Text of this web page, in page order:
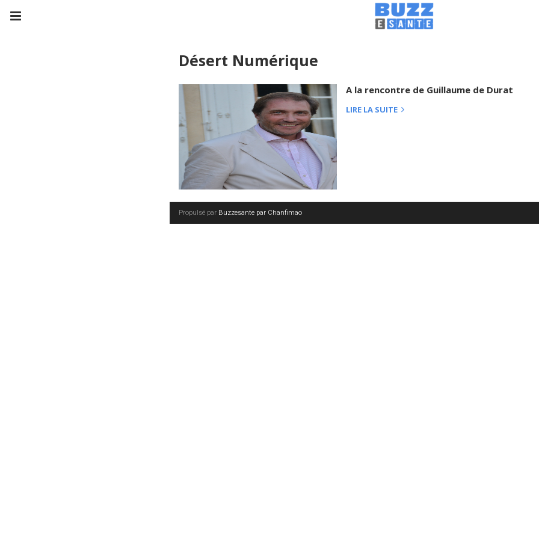
Désert Numérique
A la rencontre de Guillaume de Durat
LIRE LA SUITE
Propulsé par Buzzesante par Chanfimao